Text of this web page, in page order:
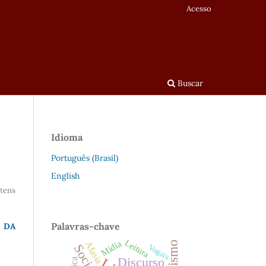
Buscar
Acesso
DA
Idioma
Português (Brasil)
English
Palavras-chave
Discurso
Afasia Leitura
Mídia Vogais